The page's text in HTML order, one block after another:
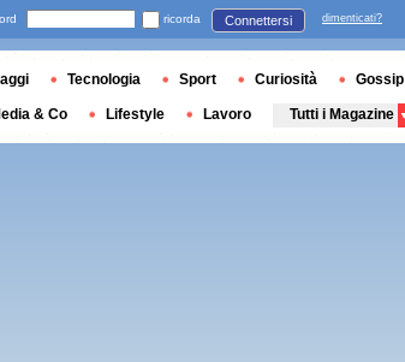
ricorda Connettersi dimenticati?
Tecnologia Sport Curiosità Gossip
& Co Lifestyle Lavoro Tutti i Magazine